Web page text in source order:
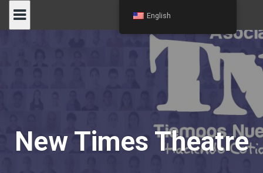
New Times Theatre
English